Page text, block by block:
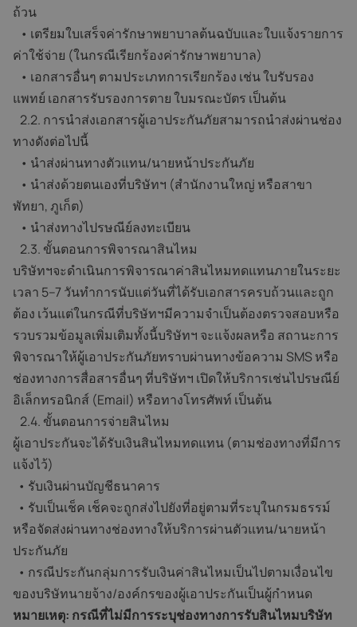
ถ้วน
• เตรียมใบเสร็จค่ารักษาพยาบาลต้นฉบับและใบแจ้งรายการ
ค่าใช้จ่าย (ในกรณีเรียกร้องค่ารักษาพยาบาล)
• เอกสารอื่นๆ ตามประเภทการเรียกร้อง เช่น ใบรับรอง
แพทย์ เอกสารรับรองการตาย ใบมรณะบัตร เป็นต้น
2.2. การนำส่งเอกสารผู้เอาประกันภัยสามารถนำส่งผ่านช่อง
ทางดังต่อไปนี้
• นำส่งผ่านทางตัวแทน/นายหน้าประกันภัย
• นำส่งด้วยตนเองที่บริษัทฯ (สำนักงานใหญ่ หรือสาขา
พัทยา, ภูเก็ต)
• นำส่งทางไปรษณีย์ลงทะเบียน
2.3. ขั้นตอนการพิจารณาสินไหม
บริษัทฯจะดำเนินการพิจารณาค่าสินไหมทดแทนภายในระยะ
เวลา 5–7 วันทำการนับแต่วันที่ได้รับเอกสารครบถ้วนและถูก
ต้อง เว้นแต่ในกรณีที่บริษัทฯมีความจำเป็นต้องตรวจสอบหรือ
รวบรวมข้อมูลเพิ่มเติมทั้งนี้บริษัทฯ จะแจ้งผลหรือ สถานะการ
พิจารณาให้ผู้เอาประกันภัยทราบผ่านทางข้อความ SMS หรือ
ช่องทางการสื่อสารอื่นๆ ที่บริษัทฯ เปิดให้บริการเช่นไปรษณีย์
อิเล็กทรอนิกส์ (Email) หรือทางโทรศัพท์ เป็นต้น
2.4. ขั้นตอนการจ่ายสินไหม
ผู้เอาประกันจะได้รับเงินสินไหมทดแทน (ตามช่องทางที่มีการ
แจ้งไว้)
• รับเงินผ่านบัญชีธนาคาร
• รับเป็นเช็ค เช็คจะถูกส่งไปยังที่อยู่ตามที่ระบุในกรมธรรม์
หรือจัดส่งผ่านทางช่องทางให้บริการผ่านตัวแทน/นายหน้า
ประกันภัย
• กรณีประกันกลุ่มการรับเงินค่าสินไหมเป็นไปตามเงื่อนไข
ของบริษัทนายจ้าง/องค์กรของผู้เอาประกันเป็นผู้กำหนด
หมายเหตุ: กรณีที่ไม่มีการระบุช่องทางการรับสินไหมบริษัท